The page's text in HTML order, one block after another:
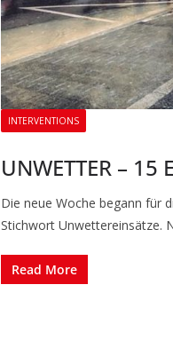
INTERVENTIONS
UNWETTER – 15
Die neue Woche begann für
Stichwort Unwettereinsätze.
Read More